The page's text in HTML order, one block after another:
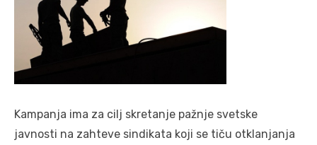
Kampanja ima za cilj skretanje pažnje svetske
javnosti na zahteve sindikata koji se tiču otklanjanja